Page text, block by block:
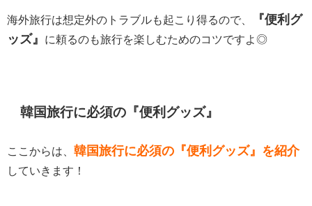
海外旅行は想定外のトラブルも起こり得るので、
『便利グ
ッズ』
に頼るのも旅行を楽しむためのコツですよ◎
韓国旅行に必須の『便利グッズ』
ここからは、 韓国旅行に必須の『便利グッズ』を紹介
していきます！